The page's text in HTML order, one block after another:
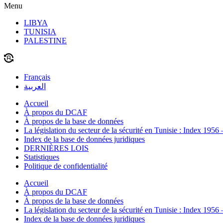
Menu
LIBYA
TUNISIA
PALESTINE
Français
العربية
Accueil
À propos du DCAF
À propos de la base de données
La législation du secteur de la sécurité en Tunisie : Index 1956
Index de la base de données juridiques
DERNIÈRES LOIS
Statistiques
Politique de confidentialité
Accueil
À propos du DCAF
À propos de la base de données
La législation du secteur de la sécurité en Tunisie : Index 1956
Index de la base de données juridiques